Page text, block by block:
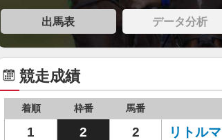
出馬表 データ分析
競走成績
着順 枠番 馬番
1 2 2 リトル